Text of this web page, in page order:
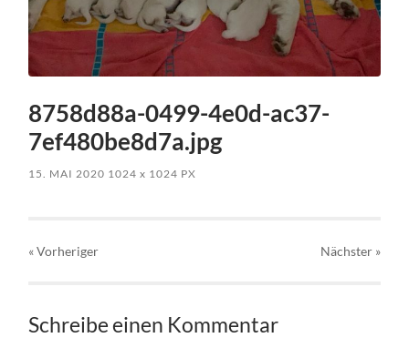
8758d88a-0499-4e0d-ac37-
7ef480be8d7a.jpg
15. MAI 2020 1024x 1024 PX
« Vorheriger Nächster »
Schreibe einen Kommentar